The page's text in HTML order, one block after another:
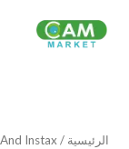
الرئيسية / Printer And Instax